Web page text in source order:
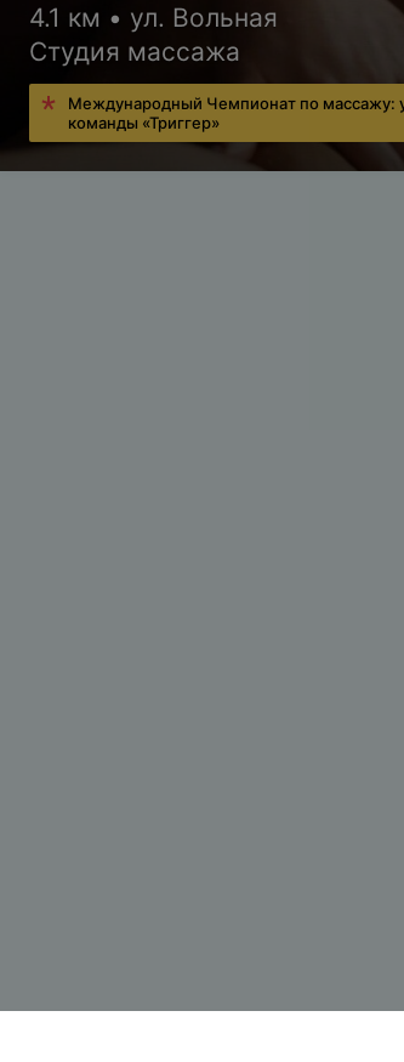
4.1 км • ул. Вольная
Студия массажа
Международный Чемпионат по массажу:
команды «Триггер»